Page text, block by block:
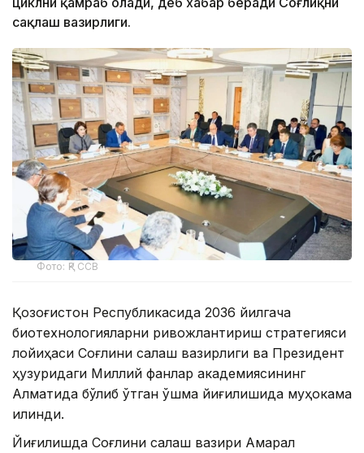
сақлаш вазирлиги.
Фото: ҚР ССВ
Қозоғистон Республикасида 2036 йилгача
биотехнологияларни ривожлантириш стратегияси
лойиҳаси Соғлиқни сақлаш вазирлиги ва Президент
ҳузуридаги Миллий фанлар академиясининг
Алматида бўлиб ўтган қўшма йиғилишида муҳокама
қилинди.
Йиғилишда Соғлиқни сақлаш вазири Ақмарал